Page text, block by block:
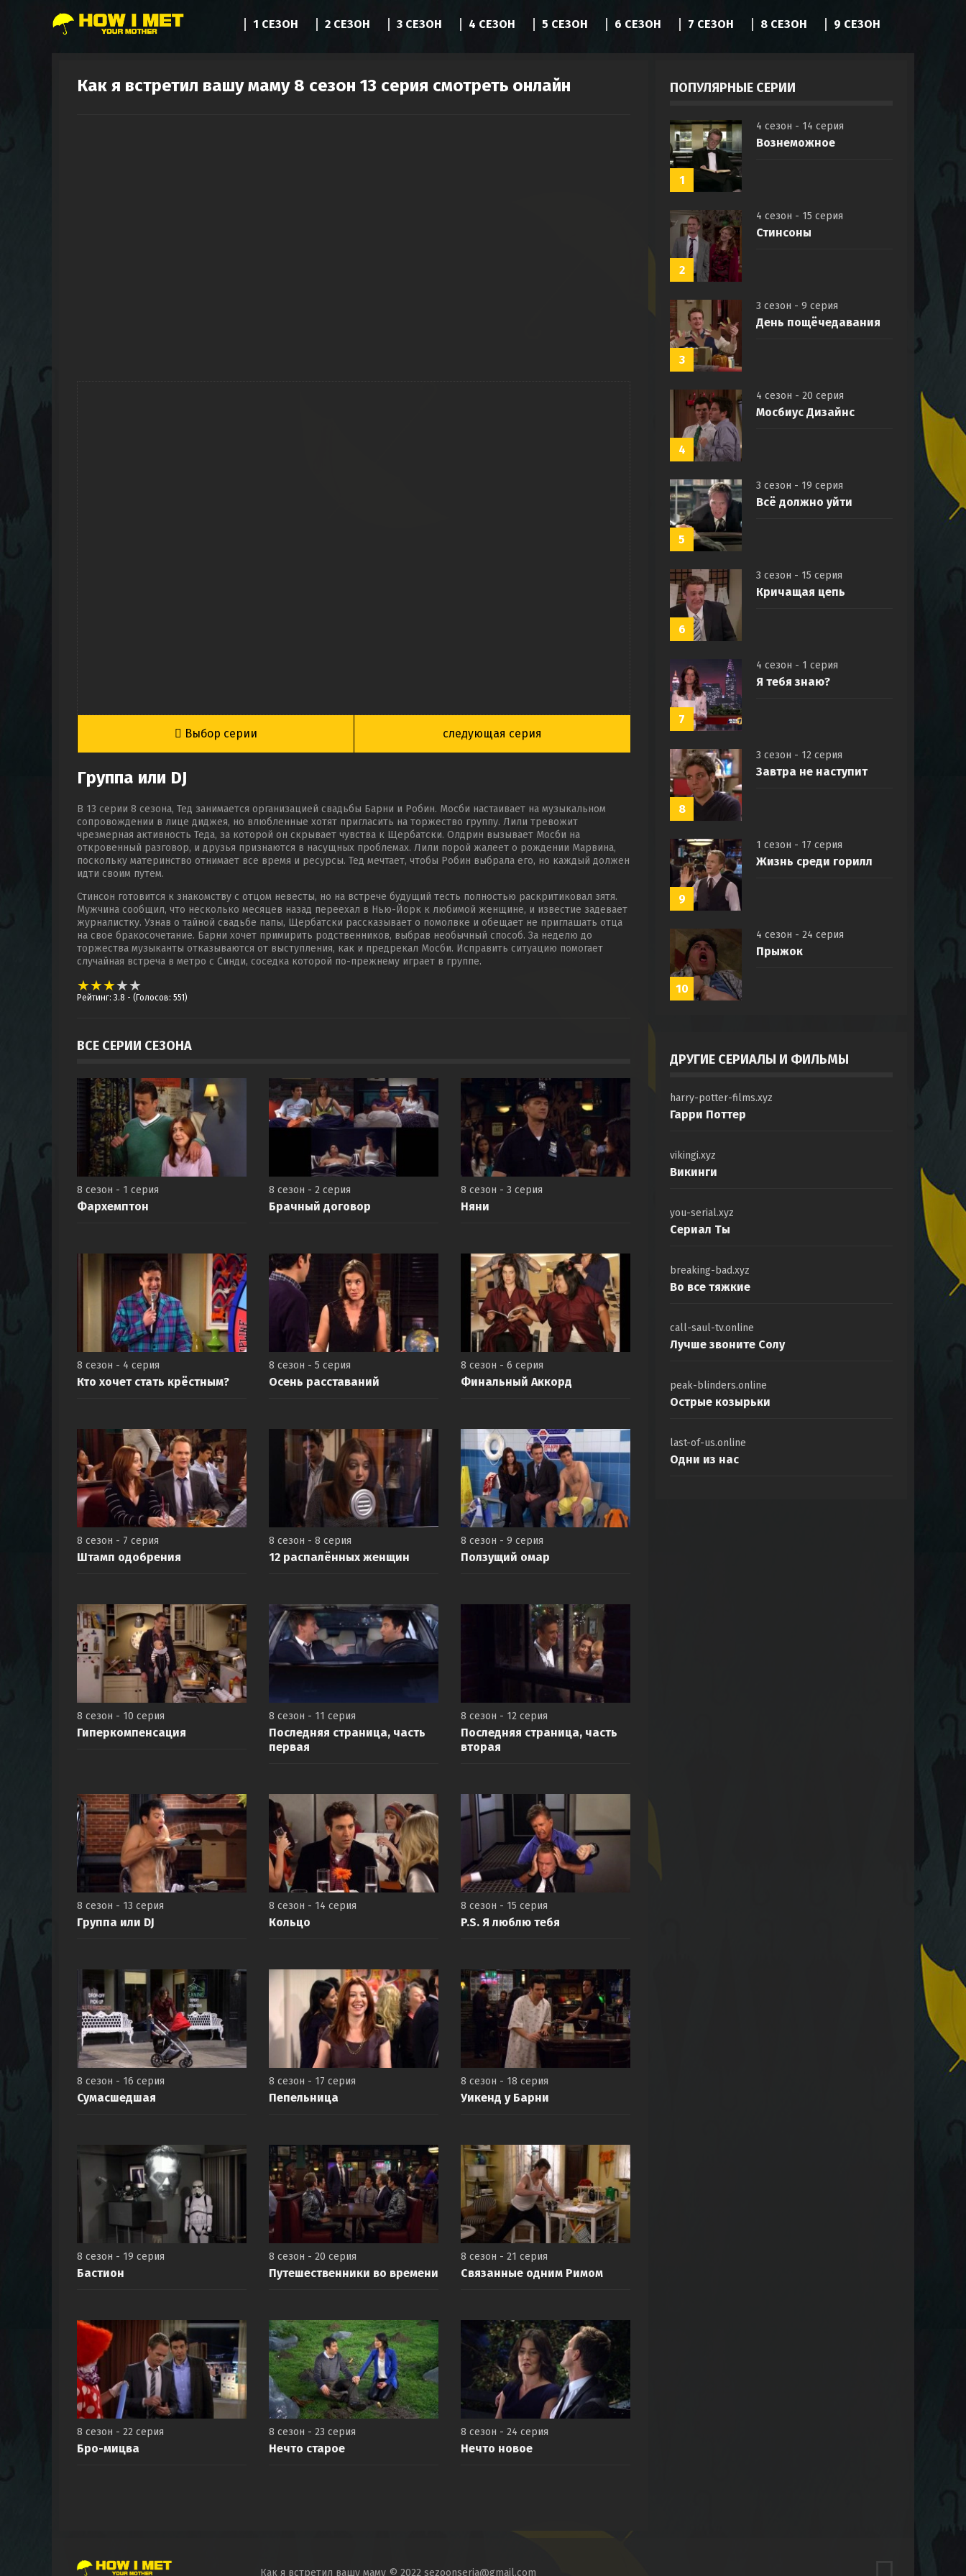
1 СЕЗОН 2 СЕЗОН 3 СЕЗОН 4 СЕЗОН 5 СЕЗОН 6 СЕЗОН 7 СЕЗОН 8 СЕЗОН 9 СЕЗОН
Как я встретил вашу маму 8 сезон 13 серия смотреть онлайн
Выбор серии следующая серия
Группа или DJ
В 13 серии 8 сезона, Тед занимается организацией свадьбы Барни и Робин. Мосби настаивает на музыкальном
сопровождении в лице диджея, но влюбленные хотят пригласить на торжество группу. Лили тревожит
чрезмерная активность Теда, за которой он скрывает чувства к Щербатски. Олдрин вызывает Мосби на
откровенный разговор, и друзья признаются в насущных проблемах. Лили порой жалеет о рождении Марвина,
поскольку материнство отнимает все время и ресурсы. Тед мечтает, чтобы Робин выбрала его, но каждый должен
идти своим путем.
Стинсон готовится к знакомству с отцом невесты, но на встрече будущий тесть полностью раскритиковал зятя.
Мужчина сообщил, что несколько месяцев назад переехал в Нью-Йорк к любимой женщине, и известие задевает
журналистку. Узнав о тайной свадьбе папы, Щербатски рассказывает о помолвке и обещает не приглашать отца
на свое бракосочетание. Барни хочет примирить родственников, выбрав необычный способ. За неделю до
торжества музыканты отказываются от выступления, как и предрекал Мосби. Исправить ситуацию помогает
случайная встреча в метро с Синди, соседка которой по-прежнему играет в группе.
Рейтинг: 3.8 - (Голосов: 551)
ВСЕ СЕРИИ СЕЗОНА
8 сезон - 1 серия
Фархемптон
8 сезон - 2 серия
Брачный договор
8 сезон - 3 серия
Няни
8 сезон - 4 серия
Кто хочет стать крёстным?
8 сезон - 5 серия
Осень расставаний
8 сезон - 6 серия
Финальный Аккорд
8 сезон - 7 серия
Штамп одобрения
8 сезон - 8 серия
12 распалённых женщин
8 сезон - 9 серия
Ползущий омар
8 сезон - 10 серия
Гиперкомпенсация
8 сезон - 11 серия
Последняя страница, часть
первая
8 сезон - 12 серия
Последняя страница, часть
вторая
8 сезон - 13 серия
Группа или DJ
8 сезон - 14 серия
Кольцо
8 сезон - 15 серия
P.S. Я люблю тебя
8 сезон - 16 серия
Сумасшедшая
8 сезон - 17 серия
Пепельница
8 сезон - 18 серия
Уикенд у Барни
8 сезон - 19 серия
Бастион
8 сезон - 20 серия
Путешественники во времени
8 сезон - 21 серия
Связанные одним Римом
8 сезон - 22 серия
Бро-мицва
8 сезон - 23 серия
Нечто старое
8 сезон - 24 серия
Нечто новое
ПОПУЛЯРНЫЕ СЕРИИ
1
4 сезон - 14 серия
Вознеможное
2
4 сезон - 15 серия
Стинсоны
3
3 сезон - 9 серия
День пощёчедавания
4
4 сезон - 20 серия
Мосбиус Дизайнс
5
3 сезон - 19 серия
Всё должно уйти
6
3 сезон - 15 серия
Кричащая цепь
7
4 сезон - 1 серия
Я тебя знаю?
8
3 сезон - 12 серия
Завтра не наступит
9
1 сезон - 17 серия
Жизнь среди горилл
10
4 сезон - 24 серия
Прыжок
ДРУГИЕ СЕРИАЛЫ И ФИЛЬМЫ
harry-potter-films.xyz
Гарри Поттер
vikingi.xyz
Викинги
you-serial.xyz
Сериал Ты
breaking-bad.xyz
Во все тяжкие
call-saul-tv.online
Лучше звоните Солу
peak-blinders.online
Острые козырьки
last-of-us.online
Одни из нас
Как я встретил вашу маму © 2022 sezoonseria@gmail.com